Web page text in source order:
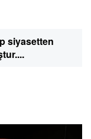
siyasetten